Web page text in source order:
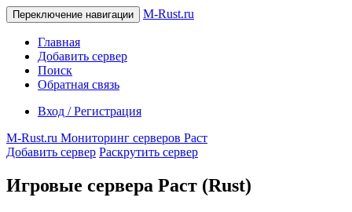
Переключение навигации M-Rust.ru
Главная
Добавить сервер
Поиск
Обратная связь
Вход / Регистрация
M-Rust.ru Мониторинг серверов Раст
Добавить сервер Раскрутить сервер
Игровые сервера Раст (Rust)